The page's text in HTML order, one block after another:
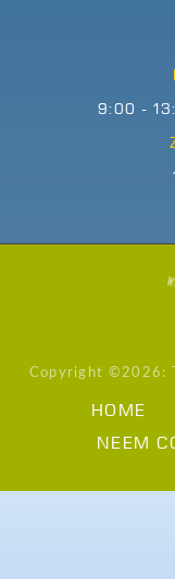
9:00 -
Copyright ©2026:
HOME
NEEM